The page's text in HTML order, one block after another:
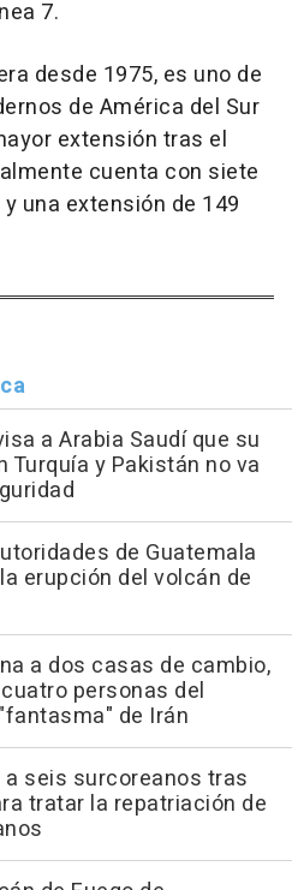
7.
desde 1975, es uno de
de América del Sur
extensión tras el
cuenta con siete
una extensión de 149
a Arabia Saudí que su
Turquía y Pakistán no va
de Guatemala
erupción del volcán de
a dos casas de cambio,
personas del
de Irán
a seis surcoreanos tras
tratar la repatriación de